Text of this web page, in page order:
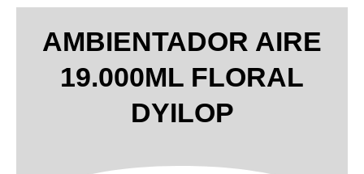
AMBIENTADOR AIRE
19.000ML FLORAL
DYILOP